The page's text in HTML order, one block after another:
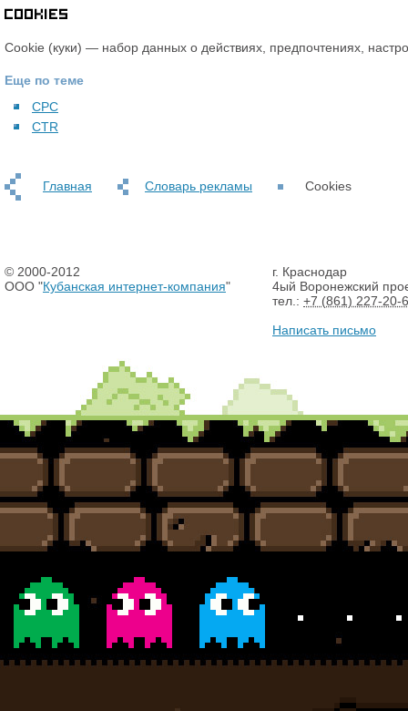
Cookies
Cookie (куки) — набор данных о действиях, предпочтениях,
Еще по теме
CPC
CTR
Главная Словарь рекламы Cookies
© 2000-2012
ООО "Кубанская интернет-компания"
г. Краснодар
4ый Воронежский
тел.: +7 (861) 227-20-
Написать письмо